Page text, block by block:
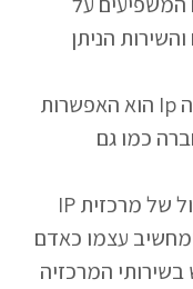
הניתן
אחד היתרונות הבולטים של מרכזיה Ip הוא האפשרות
כמו גם
עוד יתרון הוא הממשק הנוח לתפעול של מרכזית IP
עצמו כאדם
המרכזיה